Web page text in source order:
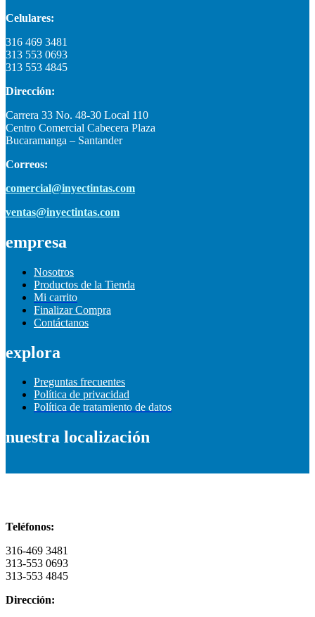
Celulares:
316 469 3481
313 553 0693
313 553 4845
Dirección:
Carrera 33 No. 48-30 Local 110
Centro Comercial Cabecera Plaza
Bucaramanga – Santander
Correos:
comercial@inyectintas.com
ventas@inyectintas.com
empresa
Nosotros
Productos de la Tienda
Mi carrito
Finalizar Compra
Contáctanos
explora
Preguntas frecuentes
Política de privacidad
Política de tratamiento de datos
nuestra localización
Teléfonos:
316-469 3481
313-553 0693
313-553 4845
Dirección: